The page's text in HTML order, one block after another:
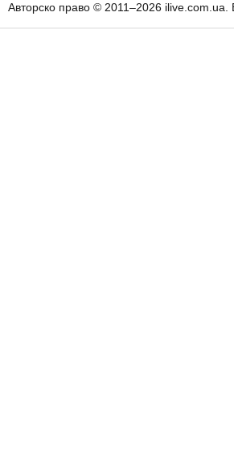
Авторско право © 2011–2026 ilive.com.ua.